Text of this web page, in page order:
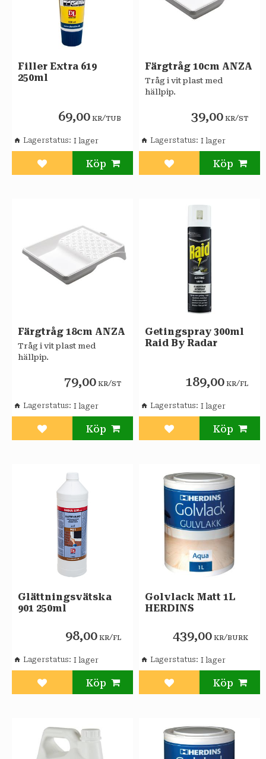
Filler Extra 619
250ml
69,00 KR/TUB
Lägg till i favoriter
Lagerstatus
Färgtråg 10cm ANZA
Tråg i vit plast med
hällpip.
39,00 KR/ST
Lägg till i favoriter
Lagerstatus
Färgtråg 18cm ANZA
Tråg i vit plast med
hällpip.
79,00 KR/ST
Lägg till i favoriter
Lagerstatus
Getingspray 300ml
Raid By Radar
189,00 KR/FL
Lägg till i favoriter
Lagerstatus
Glättningsvätska
901 250ml
98,00 KR/FL
Lägg till i favoriter
Lagerstatus
Golvlack Matt 1L
HERDINS
439,00 KR/BURK
Lägg till i favoriter
Lagerstatus